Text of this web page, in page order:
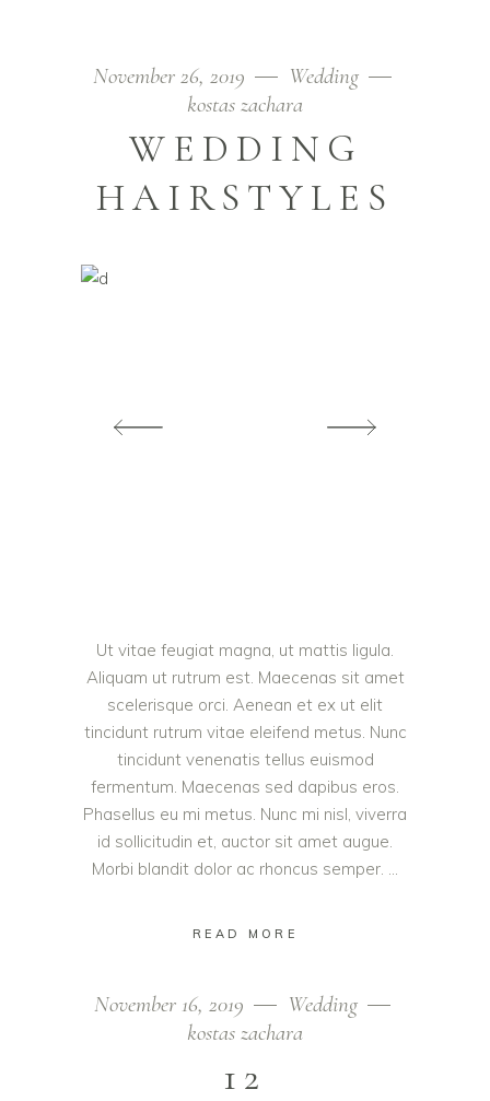
November 26, 2019
Wedding
kostas zachara
WEDDING
HAIRSTYLES
Ut vitae feugiat magna, ut mattis ligula.
Aliquam ut rutrum est. Maecenas sit amet
scelerisque orci. Aenean et ex ut elit
tincidunt rutrum vitae eleifend metus. Nunc
tincidunt venenatis tellus euismod
fermentum. Maecenas sed dapibus eros.
Phasellus eu mi metus. Nunc mi nisl, viverra
id sollicitudin et, auctor sit amet augue.
Morbi blandit dolor ac rhoncus semper.
READ MORE
November 16, 2019
Wedding
kostas zachara
12